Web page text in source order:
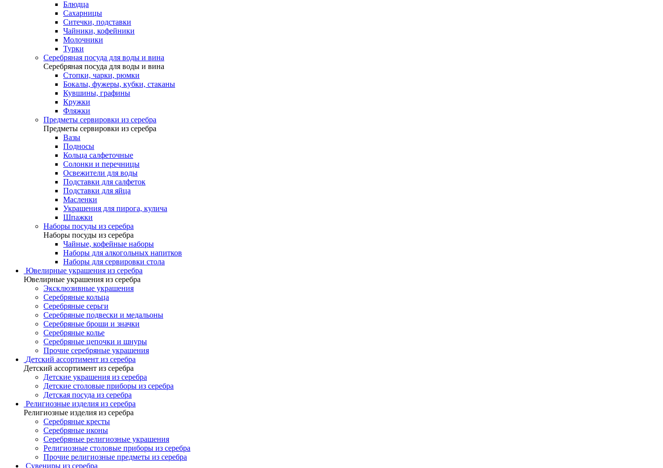
Блюдца
Сахарницы
Ситечки, подставки
Чайники, кофейники
Молочники
Турки
Серебряная посуда для воды и вина
Серебряная посуда для воды и вина
Стопки, чарки, рюмки
Бокалы, фужеры, кубки, стаканы
Кувшины, графины
Кружки
Фляжки
Предметы сервировки из серебра
Предметы сервировки из серебра
Вазы
Подносы
Кольца салфеточные
Солонки и перечницы
Освежители для воды
Подставки для салфеток
Подставки для яйца
Масленки
Украшения для пирога, кулича
Шпажки
Наборы посуды из серебра
Наборы посуды из серебра
Чайные, кофейные наборы
Наборы для алкогольных напитков
Наборы для сервировки стола
Ювелирные украшения из серебра
Ювелирные украшения из серебра
Эксклюзивные украшения
Серебряные кольца
Серебряные серьги
Серебряные подвески и медальоны
Серебряные броши и значки
Серебряные колье
Серебряные цепочки и шнуры
Прочие серебряные украшения
Детский ассортимент из серебра
Детский ассортимент из серебра
Детские украшения из серебра
Детские столовые приборы из серебра
Детская посуда из серебра
Религиозные изделия из серебра
Религиозные изделия из серебра
Серебряные кресты
Серебряные иконы
Серебряные религиозные украшения
Религиозные столовые приборы из серебра
Прочие религиозные предметы из серебра
Сувениры из серебра